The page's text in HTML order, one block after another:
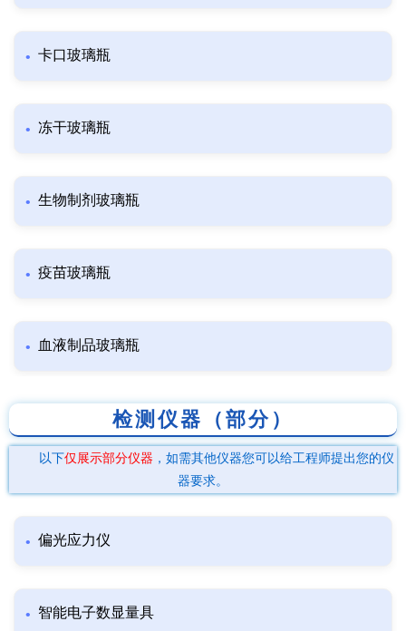
卡口玻璃瓶
冻干玻璃瓶
生物制剂玻璃瓶
疫苗玻璃瓶
血液制品玻璃瓶
检测仪器（部分）
以下仅展示部分仪器 ，如需其他仪器您可以给工程师提出您的仪
器要求。
偏光应力仪
智能电子数显量具